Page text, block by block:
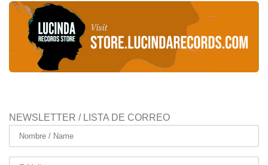
NEWSLETTER / LISTA DE CORREO